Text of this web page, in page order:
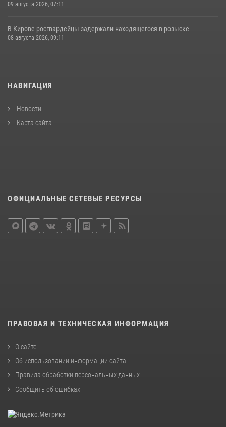
09 августа 2026, 07:11
В Кирове росгвардейцы задержали находящегося в розыске
08 августа 2026, 09:11
НАВИГАЦИЯ
Новости
Карта сайта
ОФИЦИАЛЬНЫЕ СЕТЕВЫЕ РЕСУРСЫ
ПРАВОВАЯ И ТЕХНИЧЕСКАЯ ИНФОРМАЦИЯ
О сайте
Об использовании информации сайта
Правила обработки персональных данных
Сообщить об ошибках